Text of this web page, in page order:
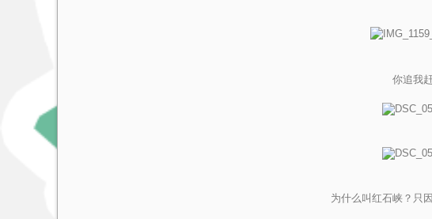
你追我
为什么叫红石峡？只